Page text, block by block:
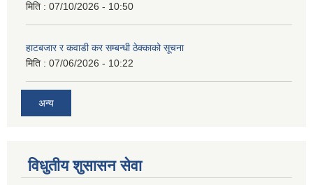
मिति : 07/10/2026 - 10:50
हाटबजार र कवाडी कर सम्बन्धी ठेक्काको सूचना
मिति : 07/06/2026 - 10:22
अन्य
विधुतीय शुसासन सेवा